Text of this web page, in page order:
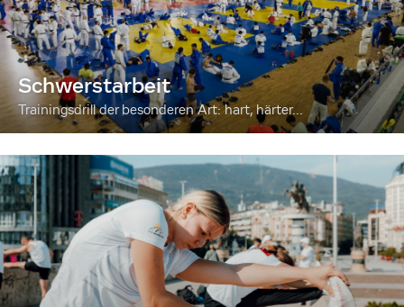
Schwerstarbeit
Trainingsdrill der besonderen Art: hart, härter...